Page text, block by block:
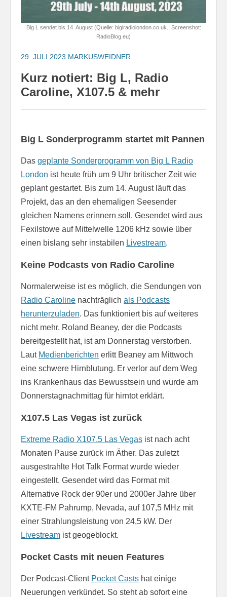
Big L sendet bis 14. August (Quelle: biglradiolondon.co.uk., Screenshot:
RadioBlog.eu)
29. JULI 2023 MARKUSWEIDNER
Kurz notiert: Big L, Radio
Caroline, X107.5 & mehr
Big L Sonderprogramm startet mit Pannen
Das geplante Sonderprogramm von Big L Radio
London ist heute früh um 9 Uhr britischer Zeit wie
geplant gestartet. Bis zum 14. August läuft das
Projekt, das an den ehemaligen Seesender
gleichen Namens erinnern soll. Gesendet wird aus
Fexilstowe auf Mittelwelle 1206 kHz sowie über
einen bislang sehr instabilen Livestream.
Keine Podcasts von Radio Caroline
Normalerweise ist es möglich, die Sendungen von
Radio Caroline nachträglich als Podcasts
herunterzuladen. Das funktioniert bis auf weiteres
nicht mehr. Roland Beaney, der die Podcasts
bereitgestellt hat, ist am Donnerstag verstorben.
Laut Medienberichten erlitt Beaney am Mittwoch
eine schwere Hirnblutung. Er verlor auf dem Weg
ins Krankenhaus das Bewusstsein und wurde am
Donnerstagnachmittag für hirntot erklärt.
X107.5 Las Vegas ist zurück
Extreme Radio X107.5 Las Vegas ist nach acht
Monaten Pause zurück im Äther. Das zuletzt
ausgestrahlte Hot Talk Format wurde wieder
eingestellt. Gesendet wird das Format mit
Alternative Rock der 90er und 2000er Jahre über
KXTE-FM Pahrump, Nevada, auf 107,5 MHz mit
einer Strahlungsleistung von 24,5 kW. Der
Livestream ist geogeblockt.
Pocket Casts mit neuen Features
Der Podcast-Client Pocket Casts hat einige
Neuerungen verkündet. So steht ab sofort eine